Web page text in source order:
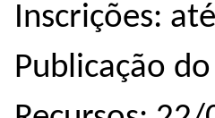
Inscrições:
Publicação